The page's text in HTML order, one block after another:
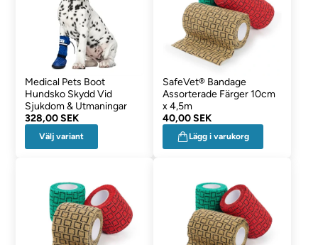
Medical Pets Boot
Hundsko Skydd Vid
Sjukdom & Utmaningar
328,00 SEK
Välj variant
SafeVet® Bandage
Assorterade Färger 10cm
x 4,5m
40,00 SEK
Lägg i varukorg